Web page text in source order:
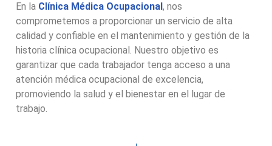
En la Clínica Médica Ocupacional , nos
comprometemos a proporcionar un servicio de alta
calidad y confiable en el mantenimiento y gestión de la
historia clínica ocupacional. Nuestro objetivo es
garantizar que cada trabajador tenga acceso a una
atención médica ocupacional de excelencia,
promoviendo la salud y el bienestar en el lugar de
trabajo.